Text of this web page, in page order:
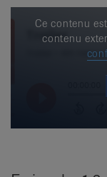
Ce contenu
contenu